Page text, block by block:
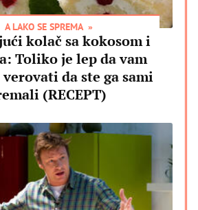
A LAKO SE SPREMA
kolač sa kokosom i
Toliko je lep da vam
da ste ga sami
(RECEPT)